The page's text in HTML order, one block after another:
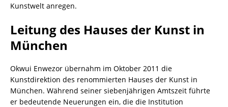
Kunstwelt anregen.
Leitung des Hauses der Kunst in
München
Okwui Enwezor übernahm im Oktober 2011 die
Kunstdirektion des renommierten Hauses der Kunst in
München. Während seiner siebenjährigen Amtszeit führte
er bedeutende Neuerungen ein, die die Institution